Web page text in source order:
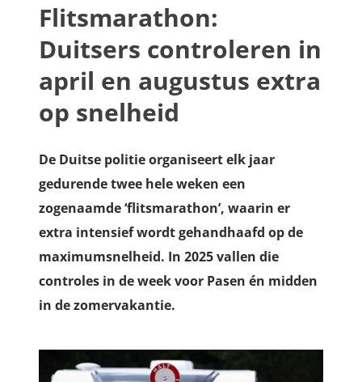
Flitsmarathon:
Duitsers controleren in
april en augustus extra
op snelheid
De Duitse politie organiseert elk jaar
gedurende twee hele weken een
zogenaamde ‘flitsmarathon’, waarin er
extra intensief wordt gehandhaafd op de
maximumsnelheid. In 2025 vallen die
controles in de week voor Pasen én midden
in de zomervakantie.